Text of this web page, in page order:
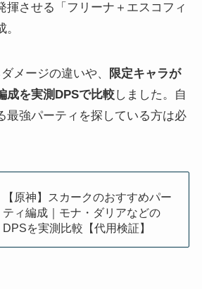
揮させる「フリーナ＋エスコフィ
メージの違いや、
限定キャラが
成を実測DPSで比較しました。自
最強パーティを探している方は必
【原神】スカークのおすすめパー
ティ編成｜モナ・ダリアなどの
DPSを実測比較【代用検証】